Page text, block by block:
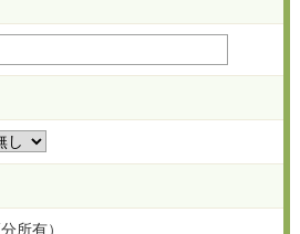
所有）